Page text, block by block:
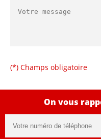
(*) Champs obligatoire
On vous